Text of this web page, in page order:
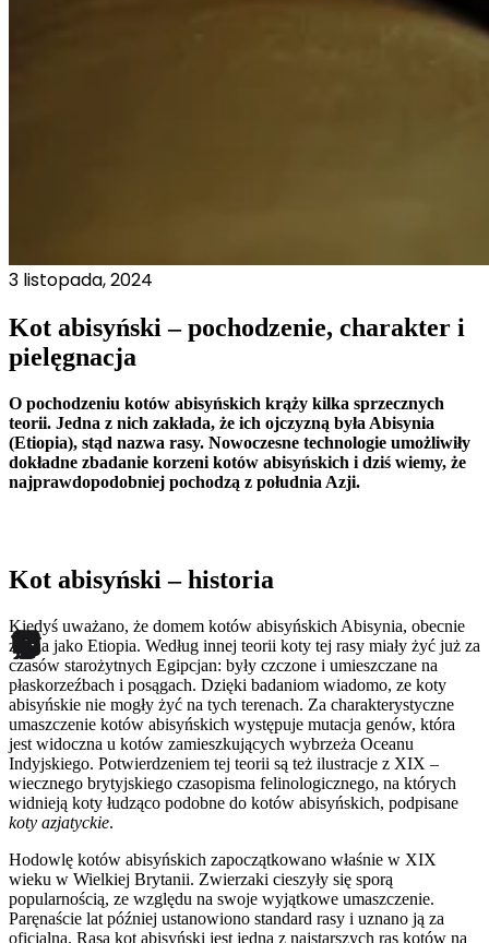
3 listopada, 2024
Kot abisyński – pochodzenie, charakter i
pielęgnacja
O pochodzeniu kotów abisyńskich krąży kilka sprzecznych
teorii. Jedna z nich zakłada, że ich ojczyzną była Abisynia
(Etiopia), stąd nazwa rasy. Nowoczesne technologie umożliwiły
dokładne zbadanie korzeni kotów abisyńskich i dziś wiemy, że
najprawdopodobniej pochodzą z południa Azji.
Kot abisyński – historia
Kiedyś uważano, że domem kotów abisyńskich Abisynia, obecnie
znana jako Etiopia. Według innej teorii koty tej rasy miały żyć już za
czasów starożytnych Egipcjan: były czczone i umieszczane na
płaskorzeźbach i posągach. Dzięki badaniom wiadomo, ze koty
abisyńskie nie mogły żyć na tych terenach. Za charakterystyczne
umaszczenie kotów abisyńskich występuje mutacja genów, która
jest widoczna u kotów zamieszkujących wybrzeża Oceanu
Indyjskiego. Potwierdzeniem tej teorii są też ilustracje z XIX –
wiecznego brytyjskiego czasopisma felinologicznego, na których
widnieją koty łudząco podobne do kotów abisyńskich, podpisane
koty azjatyckie.
Hodowlę kotów abisyńskich zapoczątkowano właśnie w XIX
wieku w Wielkiej Brytanii. Zwierzaki cieszyły się sporą
popularnością, ze względu na swoje wyjątkowe umaszczenie.
Paręnaście lat później ustanowiono standard rasy i uznano ją za
oficjalną. Rasa kot abisyński jest jedną z najstarszych ras kotów na